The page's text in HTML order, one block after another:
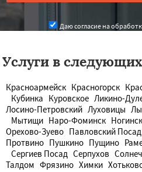
Даю согласие на
Услуги в
Красноармейск Красногорск
Кубинка Куровское Ликино-
Лосино-Петровский Луховицы
Мытищи Наро-Фоминск Ногинск
Орехово-Зуево Павловский Посад
Протвино Пушкино Пущино
Сергиев Посад Серпухов
Талдом Фрязино Химки